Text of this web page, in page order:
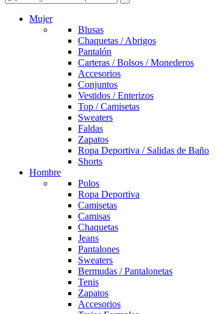
Mujer
Blusas
Chaquetas / Abrigos
Pantalón
Carteras / Bolsos / Monederos
Accesorios
Conjuntos
Vestidos / Enterizos
Top / Camisetas
Sweaters
Faldas
Zapatos
Ropa Deportiva / Salidas de Baño
Shorts
Hombre
Polos
Ropa Deportiva
Camisetas
Camisas
Chaquetas
Jeans
Pantalones
Sweaters
Bermudas / Pantalonetas
Tenis
Zapatos
Accesorios